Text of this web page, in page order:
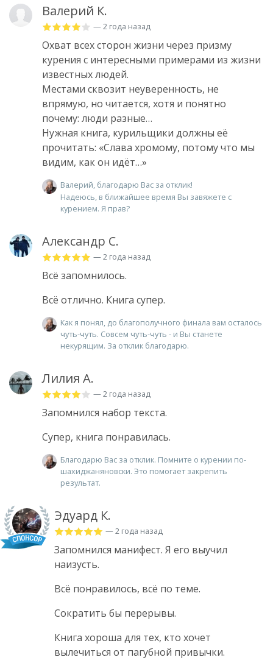
Валерий К.
— 2 года назад
Охват всех сторон жизни через призму
курения с интересными примерами из жизни
известных людей.
Местами сквозит неуверенность, не
впрямую, но читается, хотя и понятно
почему: люди разные…
Нужная книга, курильщики должны её
прочитать: «Слава хромому, потому что мы
видим, как он идёт…»
Валерий, благодарю Вас за отклик!
Надеюсь, в ближайшее время Вы завяжете с
курением. Я прав?
Александр С.
— 2 года назад
Всё запомнилось.
Всё отлично. Книга супер.
Как я понял, до благополучного финала вам осталось
чуть-чуть. Совсем чуть-чуть - и Вы станете
некурящим. За отклик благодарю.
Лилия А.
— 2 года назад
Запомнился набор текста.
Супер, книга понравилась.
Благодарю Вас за отклик. Помните о курении по-
шахиджаняновски. Это помогает закрепить
результат.
Эдуард К.
— 2 года назад
Запомнился манифест. Я его выучил
наизусть.
Всё понравилось, всё по теме.
Сократить бы перерывы.
Книга хороша для тех, кто хочет
вылечиться от пагубной привычки.